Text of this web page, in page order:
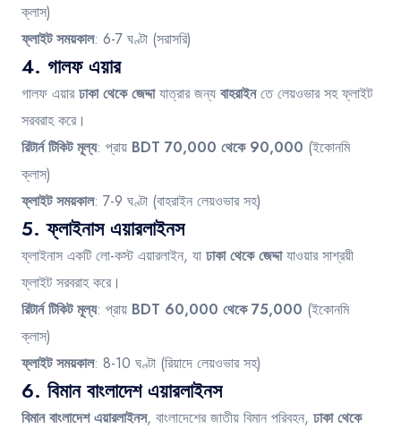
ক্লাস)
ফ্লাইট সময়কাল: 6-7 ঘণ্টা (সরাসরি)
4. গালফ এয়ার
গালফ এয়ারঢাকা থেকে জেদ্দাযাত্রার জন্য বাহরাইনতে লেয়ওভার সহ ফ্লাইট
সরবরাহ করে।
রিটার্ন টিকিট মূল্য: প্রায় BDT 70,000 থেকে 90,000 (ইকোনমি
ক্লাস)
ফ্লাইট সময়কাল: 7-9 ঘণ্টা (বাহরাইন লেয়ওভার সহ)
5.ফ্লাইনাস এয়ারলাইনস
ফ্লাইনাস একটি লো-কস্ট এয়ারলাইন, যা ঢাকা থেকে জেদ্দাযাওয়ার সাশ্রয়ী
ফ্লাইট সরবরাহ করে।
রিটার্ন টিকিট মূল্য: প্রায় BDT 60,000 থেকে 75,000 (ইকোনমি
ক্লাস)
ফ্লাইট সময়কাল: 8-10 ঘণ্টা (রিয়াদে লেয়ওভার সহ)
6. বিমান বাংলাদেশ এয়ারলাইনস
বিমান বাংলাদেশ এয়ারলাইনস, বাংলাদেশের জাতীয় বিমান পরিবহন, ঢাকা থেকে